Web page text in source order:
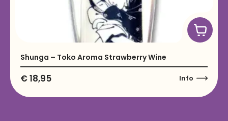
Shunga – Toko Aroma Strawberry Wine
€18,95 Info